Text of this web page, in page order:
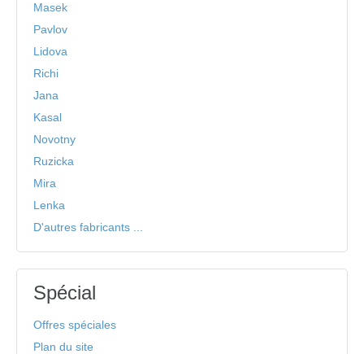
Masek
Pavlov
Lidova
Richi
Jana
Kasal
Novotny
Ruzicka
Mira
Lenka
D'autres fabricants ...
Spécial
Offres spéciales
Plan du site